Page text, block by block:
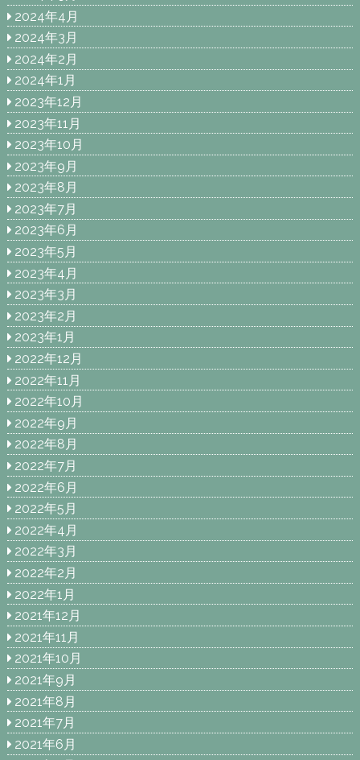
2024年4月
2024年3月
2024年2月
2024年1月
2023年12月
2023年11月
2023年10月
2023年9月
2023年8月
2023年7月
2023年6月
2023年5月
2023年4月
2023年3月
2023年2月
2023年1月
2022年12月
2022年11月
2022年10月
2022年9月
2022年8月
2022年7月
2022年6月
2022年5月
2022年4月
2022年3月
2022年2月
2022年1月
2021年12月
2021年11月
2021年10月
2021年9月
2021年8月
2021年7月
2021年6月